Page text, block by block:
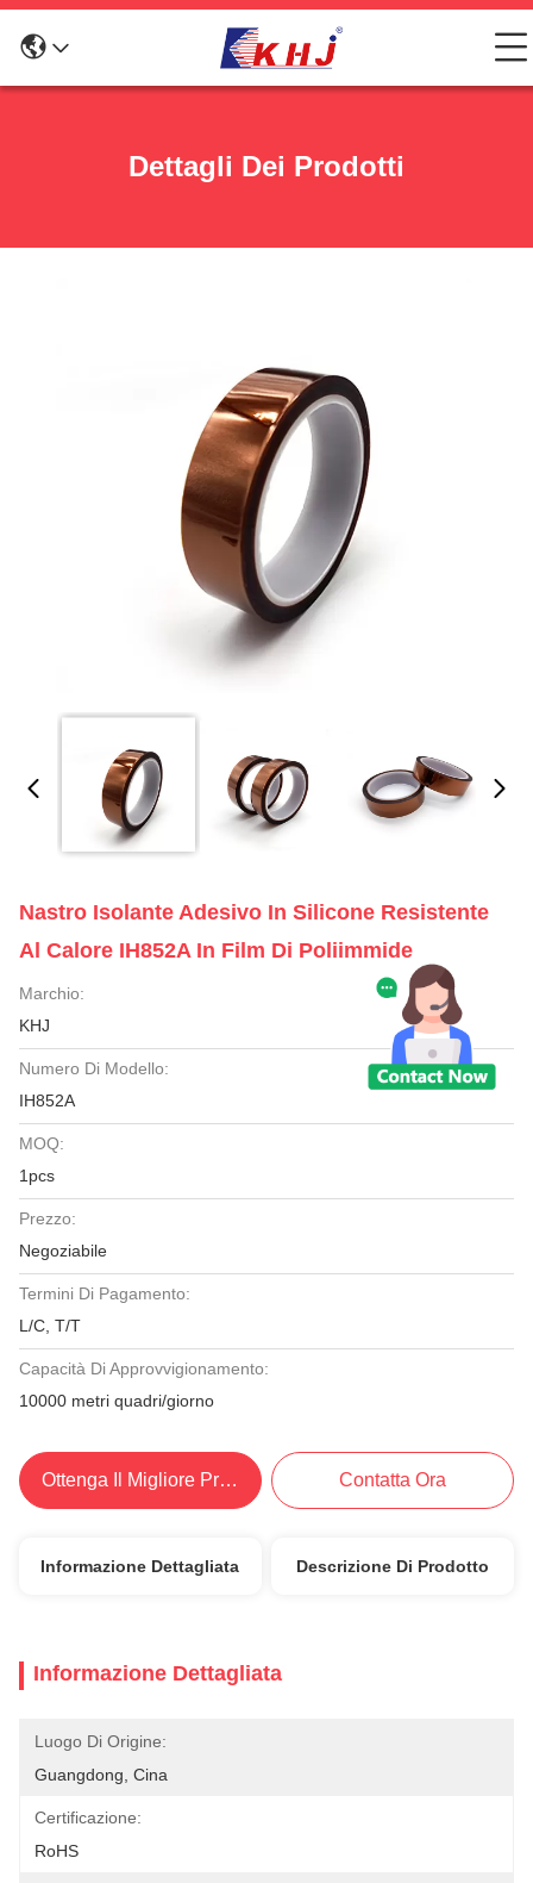
Dettagli Dei Prodotti
Nastro Isolante Adesivo In Silicone Resistente
Al Calore IH852A In Film Di Poliimmide
Marchio:
KHJ
Numero Di Modello:
IH852A
MOQ:
1pcs
Prezzo:
Negoziabile
Termini Di Pagamento:
L/C, T/T
Capacità Di Approvvigionamento:
10000 metri quadri/giorno
Ottenga Il Migliore Prezzo Contatta Ora
Informazione Dettagliata Descrizione Di Prodotto
Informazione Dettagliata
Luogo Di Origine:
Guangdong, Cina
Certificazione:
RoHS